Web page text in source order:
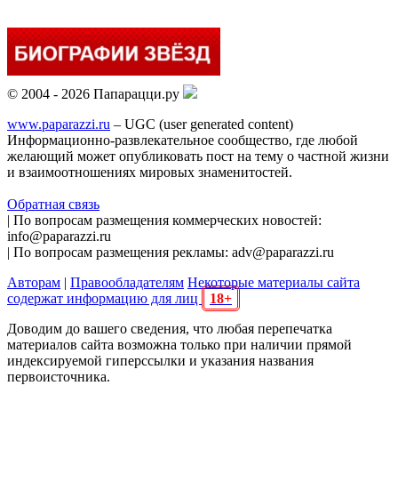
© 2004 - 2026 Папарацци.ру
www.paparazzi.ru – UGC (user generated content)
Информационно-развлекательное сообщество, где любой
желающий может опубликовать пост на тему о частной жизни
и взаимоотношениях мировых знаменитостей.
Обратная связь
| По вопросам размещения коммерческих новостей:
info@paparazzi.ru
| По вопросам размещения рекламы: adv@paparazzi.ru
Авторам | Правообладателям Некоторые материалы сайта
содержат информацию для лиц
18+
Доводим до вашего сведения, что любая перепечатка
материалов сайта возможна только при наличии прямой
индексируемой гиперссылки и указания названия
первоисточника.